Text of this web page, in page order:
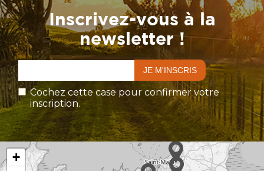
Inscrivez-vous à la
newsletter !
Cochez cette case pour confirmer votre
inscription.
+